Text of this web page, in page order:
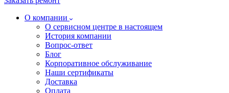
О компании
О сервисном центре в настоящем
История компании
Вопрос-ответ
Блог
Корпоративное обслуживание
Наши сертификаты
Доставка
Оплата